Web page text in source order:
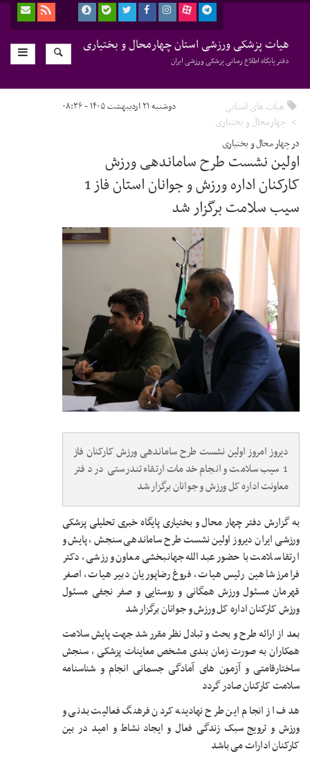
هیات پزشکی ورزشی استان چهارمحال و بختیاری
دفتر پایگاه اطلاع رسانی پزشکی ورزشی ایران
هیات های استانی
چهارمحال و بختیاری
دوشنبه ۲۱ اردیبهشت ۱۴۰۵ - ۰۸:۳۶
در چهار محال و بختیاری
اولین نشست طرح ساماندهی ورزش
کارکنان اداره ورزش و جوانان استان فاز 1
سیب سلامت برگزار شد
دیروز امروز اولین نشست طرح ساماندهی ورزش کارکنان فاز
1 سیب سلامت و انجام خدمات ارتقاء تندرستی در دفتر
معاونت اداره کل ورزش و جوانان برگزار شد
به گزارش دفتر چهار محال و بختیاری پایگاه خبری تحلیلی پزشکی
ورزشی ایران دیروز اولین نشست طرح ساماندهی سنجش ، پایش و
ارتقا سلامت با حضور عبدالله جهانبخشی معاون ورزشی ، دکتر
فرامرز شاهین رئیس هیات ، فروغ رضاپوریان دبیر هیات ، اصغر
قهرمان مسئول ورزش همگانی و روستایی و صفر نجفی مسئول
ورزش کارکنان اداره کل ورزش و جوانان برگزار شد
بعد از ارائه طرح و بحث و تبادل نظر مقرر شد جهت پایش سلامت
همکاران به صورت زمان بندی مشخص معاینات پزشکی ، سنجش
ساختارقامتی و آزمون های آمادگی جسمانی انجام و شناسنامه
سلامت کارکنان صادر گردد
هدف از انجام این طرح نهادینه کردن فرهنگ فعالیت بدنی و
ورزش و ترویج سبک زندگی فعال و ایجاد نشاط و امید در بین
کارکنان ادارات می باشد